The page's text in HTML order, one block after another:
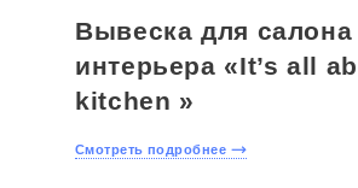
Вывеска для салона
интерьера «It’s all
kitchen »
Смотреть подробнее